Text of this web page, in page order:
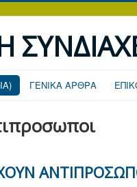
ΓΕΝΙΚΑ ΑΡΘΡΑ